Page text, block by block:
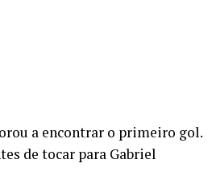
a encontrar o primeiro gol.
de tocar para Gabriel